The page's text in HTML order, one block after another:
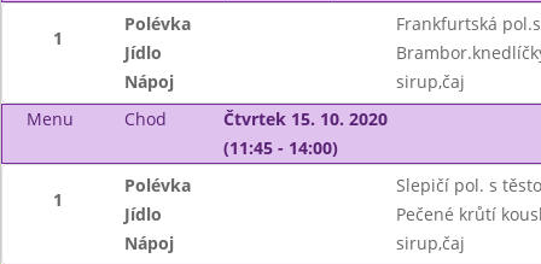
1
Polévka
Frankfurtská
Jídlo
Nápoj
sirup,čaj
Menu
Chod
Čtvrtek 15. 10. 2020
(11:45 - 14:00)
1
Polévka
Slepičí pol. s
Jídlo
Pečené krůtí
Nápoj
sirup,čaj